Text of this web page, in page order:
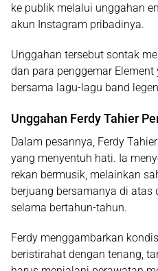
ke publik melalui unggahan
akun Instagram pribadinya.
Unggahan tersebut sontak
dan para penggemar
bersama lagu-lagu band
Unggahan Ferdy Tahier
Dalam pesannya, Ferdy
yang menyentuh hati. Ia
rekan bermusik, melainkan
berjuang bersamanya di atas
selama bertahun-tahun.
Ferdy menggambarkan
beristirahat dengan tenang,